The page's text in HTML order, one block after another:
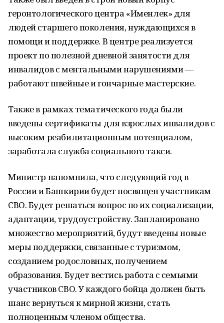
геронтологического центра «Именлек» для
людей старшего поколения, нуждающихся в
помощи и поддержке. В центре реализуется
проект по полезной дневной занятости для
инвалидов с ментальными нарушениями —
работают швейные и гончарные мастерские.
Также в рамках тематического года были
введены сертификаты для взрослых инвалидов с
высоким реабилитационным потенциалом,
заработала служба социального такси.
Министр напомнила, что следующий год в
России и Башкирии будет посвящен участникам
СВО. Будет решаться вопрос по их социализации,
адаптации, трудоустройству. Запланировано
множество мероприятий, будут введены новые
меры поддержки, связанные с туризмом,
созданием родословных, получением
образования. Будет вестись работа с семьями
участников СВО. У каждого бойца должен быть
шанс вернуться к мирной жизни, стать
полноценным членом общества.